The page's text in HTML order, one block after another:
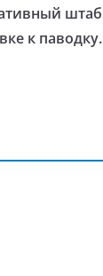
штаб
к паводку.